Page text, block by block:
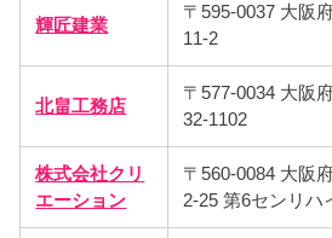
輝匠建業
〒595-0037 大阪
11-2
北畠工務店
〒577-0034 大阪
32-1102
株式会社クリ
エーション
〒560-0084 大阪
2-25 第6センリハ